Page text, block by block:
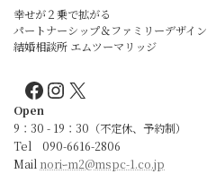
幸せが２乗で拡がる
パートナーシップ＆ファミリーデザイン
結婚相談所 エムツーマリッジ
Facebook
Instagram
X
Open
9：30 - 19：30（不定休、予約制）
Tel 090-6616-2806
Mail noriｰm2@mspc-1.co.jp